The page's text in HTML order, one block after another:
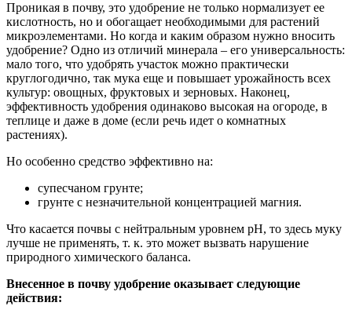
Проникая в почву, это удобрение не только нормализует ее
кислотность, но и обогащает необходимыми для растений
микроэлементами. Но когда и каким образом нужно вносить
удобрение? Одно из отличий минерала – его универсальность:
мало того, что удобрять участок можно практически
круглогодично, так мука еще и повышает урожайность всех
культур: овощных, фруктовых и зерновых. Наконец,
эффективность удобрения одинаково высокая на огороде, в
теплице и даже в доме (если речь идет о комнатных
растениях).
Но особенно средство эффективно на:
супесчаном грунте;
грунте с незначительной концентрацией магния.
Что касается почвы с нейтральным уровнем рН, то здесь муку
лучше не применять, т. к. это может вызвать нарушение
природного химического баланса.
Внесенное в почву удобрение оказывает следующие
действия: